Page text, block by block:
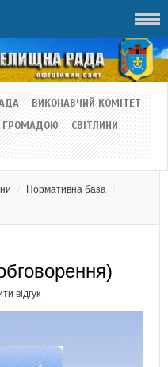
ВИКОНАВЧИЙ КОМІТЕТ
ГРОМАДОЮ
СВІТЛИНИ
Нормативна база
відгук